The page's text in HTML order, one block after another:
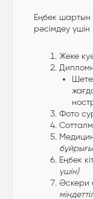
Еңбек шартын
рәсімдеу үшін
Жеке
Фото
Еңбек
үшін)
Әскери